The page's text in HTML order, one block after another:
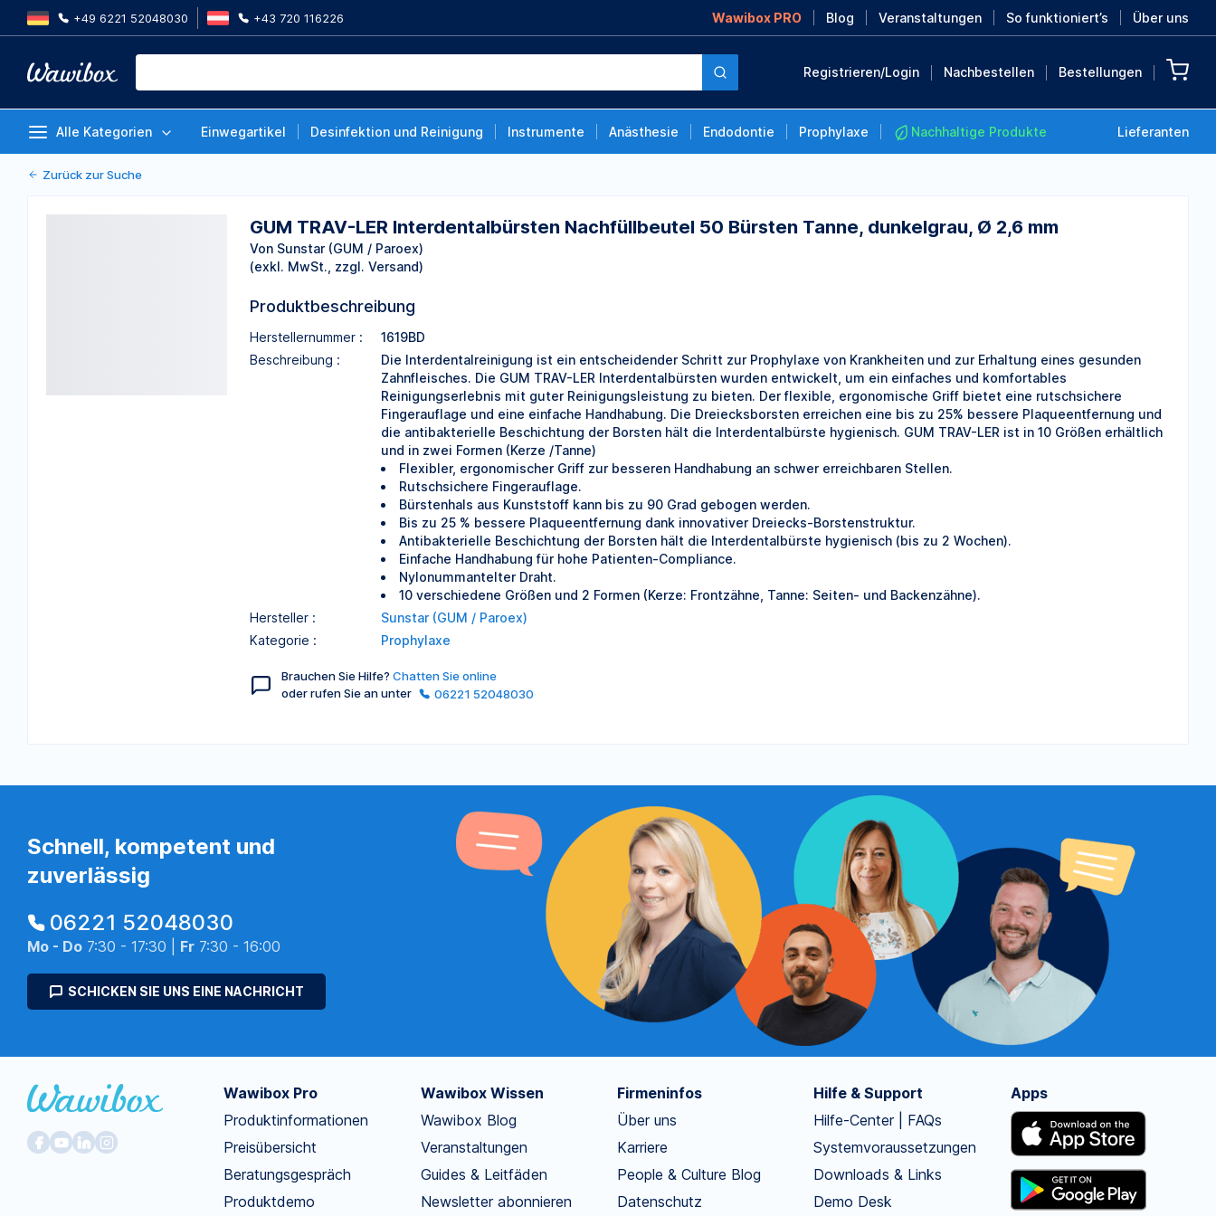
+49 6221 52048030 +43 720 116226 Wawibox PRO Blog Veranstaltungen So funktioniert’s Über uns
Registrieren/Login Nachbestellen Bestellungen
Alle Kategorien Einwegartikel Desinfektion und Reinigung Instrumente Anästhesie Endodontie Prophylaxe Nachhaltige Produkte Lieferanten
MEHR ENTDECKEN
GUM TRAV-LER Interdentalbürsten Nachfüllbeutel 50
Zurück zur Suche
GUM TRAV-LER Interdentalbürsten Nachfüllbeutel 50 Bürsten Tanne, dunkelgrau, Ø 2,6 mm
Von Sunstar (GUM / Paroex)
(exkl. MwSt., zzgl. Versand)
Produktbeschreibung
Herstellernummer :
1619BD
Beschreibung :
Die Interdentalreinigung ist ein entscheidender Schritt zur Prophylaxe von Krankheiten und zur Erhaltung eines gesunden
Zahnfleisches. Die GUM TRAV-LER Interdentalbürsten wurden entwickelt, um ein einfaches und komfortables
Reinigungserlebnis mit guter Reinigungsleistung zu bieten. Der flexible, ergonomische Griff bietet eine rutschsichere
Fingerauflage und eine einfache Handhabung. Die Dreiecksborsten erreichen eine bis zu 25% bessere Plaqueentfernung und
die antibakterielle Beschichtung der Borsten hält die Interdentalbürste hygienisch. GUM TRAV-LER ist in 10 Größen erhältlich
und in zwei Formen (Kerze /Tanne)
Flexibler, ergonomischer Griff zur besseren Handhabung an schwer erreichbaren Stellen.
Rutschsichere Fingerauflage.
Bürstenhals aus Kunststoff kann bis zu 90 Grad gebogen werden.
Bis zu 25 % bessere Plaqueentfernung dank innovativer Dreiecks-Borstenstruktur.
Antibakterielle Beschichtung der Borsten hält die Interdentalbürste hygienisch (bis zu 2 Wochen).
Einfache Handhabung für hohe Patienten-Compliance.
Nylonummantelter Draht.
10 verschiedene Größen und 2 Formen (Kerze: Frontzähne, Tanne: Seiten- und Backenzähne).
Hersteller :
Sunstar (GUM / Paroex)
Kategorie :
Prophylaxe
Brauchen Sie Hilfe? Chatten Sie online
oder rufen Sie an unter
06221 52048030
Schnell, kompetent und
zuverlässig
06221 52048030
Mo - Do 7:30 - 17:30 | Fr 7:30 - 16:00
SCHICKEN SIE UNS EINE NACHRICHT
Wawibox Pro
Produktinformationen
Preisübersicht
Beratungsgespräch
Produktdemo
Wawibox Wissen
Wawibox Blog
Veranstaltungen
Guides & Leitfäden
Newsletter abonnieren
Firmeninfos
Über uns
Karriere
People & Culture Blog
Datenschutz
Hilfe & Support
Hilfe-Center | FAQs
Systemvoraussetzungen
Downloads & Links
Demo Desk
Apps